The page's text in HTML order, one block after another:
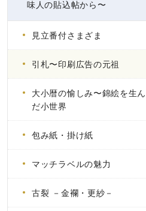
味人の貼込帖から〜
見立番付さまざま
引札〜印刷広告の元祖
大小暦の愉しみ〜錦絵を生ん
だ小世界
包み紙・掛け紙
マッチラベルの魅力
古裂 －金襴・更紗－